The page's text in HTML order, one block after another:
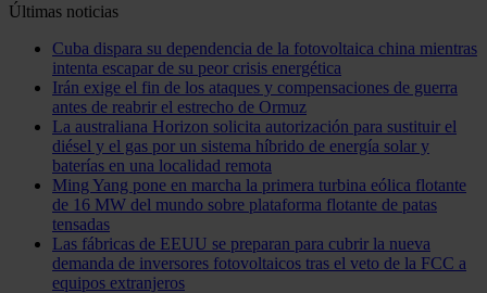
Últimas noticias
Cuba dispara su dependencia de la fotovoltaica china mientras
intenta escapar de su peor crisis energética
Irán exige el fin de los ataques y compensaciones de guerra
antes de reabrir el estrecho de Ormuz
La australiana Horizon solicita autorización para sustituir el
diésel y el gas por un sistema híbrido de energía solar y
baterías en una localidad remota
Ming Yang pone en marcha la primera turbina eólica flotante
de 16 MW del mundo sobre plataforma flotante de patas
tensadas
Las fábricas de EEUU se preparan para cubrir la nueva
demanda de inversores fotovoltaicos tras el veto de la FCC a
equipos extranjeros